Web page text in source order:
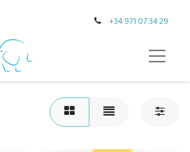
+34 971 07 34 29